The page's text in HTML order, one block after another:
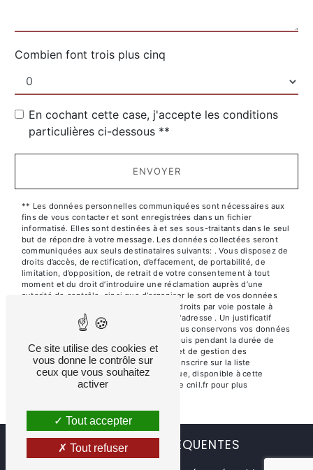
Combien font trois plus cinq
En cochant cette case, j'accepte les conditions
particulières ci-dessous **
ENVOYER
** Les données personnelles communiquées sont nécessaires aux
fins de vous contacter et sont enregistrées dans un fichier
informatisé. Elles sont destinées à et ses sous-traitants dans le seul
but de répondre à votre message. Les données collectées seront
communiquées aux seuls destinataires suivants: . Vous disposez de
droits d’accès, de rectification, d’effacement, de portabilité, de
limitation, d’opposition, de retrait de votre consentement à tout
moment et du droit d’introduire une réclamation auprès d’une
autorité de contrôle, ainsi que d’organiser le sort de vos données
post-mortem. Vous pouvez exercer ces droits par voie postale à
l'adresse ou par courrier électronique à l'adresse . Un justificatif
d'identité pourra vous être demandé. Nous conservons vos données
pendant la période de prise de contact puis pendant la durée de
prescription légale aux fins probatoires et de gestion des
contentieux. Vous avez le droit de vous inscrire sur la liste
d'opposition au démarchage téléphonique, disponible à cette
Bloctel.gouv.fr
. Consultez le site cnil.fr pour plus
RECHERCHES FRÉQUENTES
Ce site utilise des cookies et
vous donne le contrôle sur
ceux que vous souhaitez
activer
Tout accepter
Tout refuser